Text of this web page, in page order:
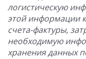
логистическую
этой информации
счета-фактуры,
необходимую
хранения данных